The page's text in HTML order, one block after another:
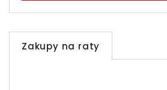
Zakupy na raty